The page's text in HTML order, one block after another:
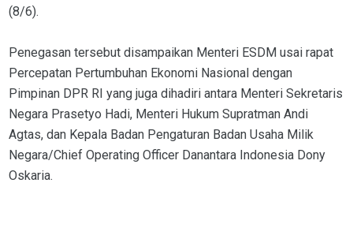
(8/6).
Penegasan tersebut disampaikan Menteri ESDM usai rapat
Percepatan Pertumbuhan Ekonomi Nasional dengan
Pimpinan DPR RI yang juga dihadiri antara Menteri Sekretaris
Negara Prasetyo Hadi, Menteri Hukum Supratman Andi
Agtas, dan Kepala Badan Pengaturan Badan Usaha Milik
Negara/Chief Operating Officer Danantara Indonesia Dony
Oskaria.